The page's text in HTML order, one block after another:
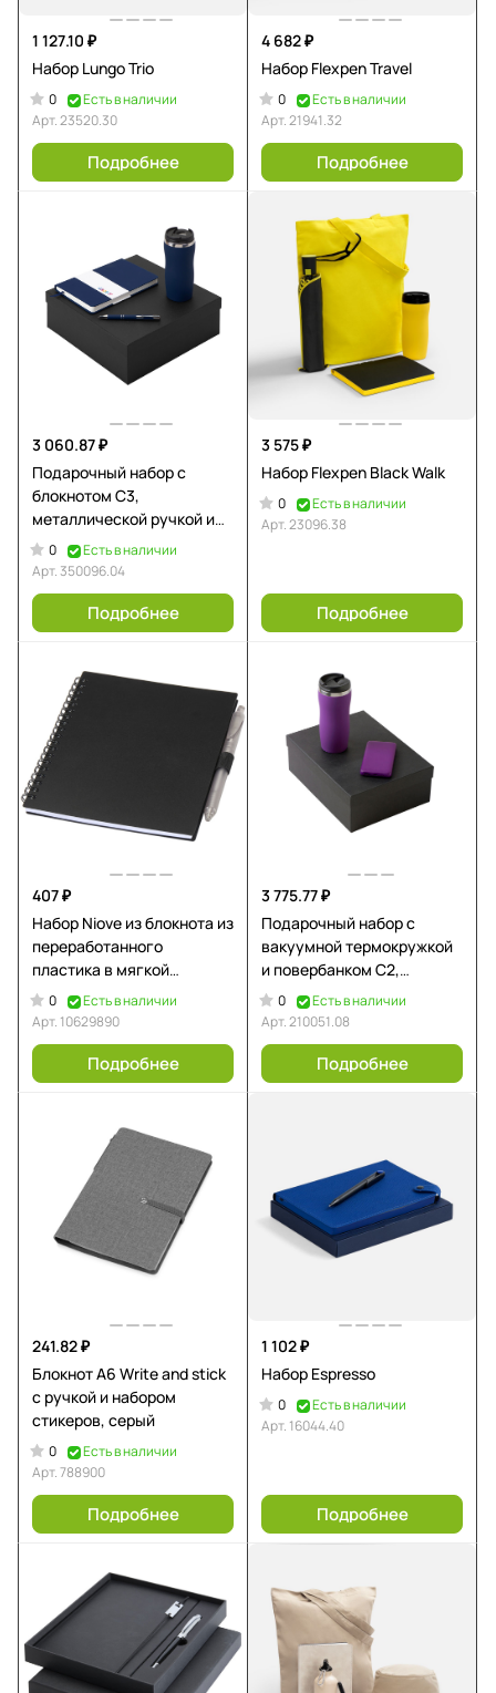
1 127.10 ₽
Набор Lungo Trio
0
Есть в наличии
Арт.23520.30
Подробнее
4 682 ₽
Набор Flexpen Travel
0
Есть в наличии
Арт.21941.32
Подробнее
3 060.87 ₽
Подарочный набор с
блокнотом С3,
металлической ручкой и
термокружкой, темно-
синий
0
Есть в наличии
Арт.350096.04
Подробнее
3 575 ₽
Набор Flexpen Black Walk
0
Есть в наличии
Арт.23096.38
Подробнее
407 ₽
Набор Niove из блокнота из
переработанного
пластика в мягкой
обложке и шариковой
ручки (синие чернила) -
Черный
0
Есть в наличии
Арт. 10629890
Подробнее
3 775.77 ₽
Подарочный набор c
вакуумной термокружкой
и повербанком С2,
фиолетовый
0
Есть в наличии
Арт.210051.08
Подробнее
241.82 ₽
Блокнот А6 Write and stick
с ручкой и набором
стикеров, серый
0
Есть в наличии
Арт.788900
Подробнее
1 102 ₽
Набор Espresso
0
Есть в наличии
Арт. 16044.40
Подробнее